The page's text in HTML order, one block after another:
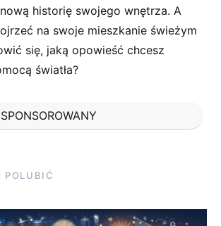
historię swojego wnętrza. A
na swoje mieszkanie ⁤świeżym
się, jaką ‌opowieść⁤ chcesz
światła?
POLUBIĆ